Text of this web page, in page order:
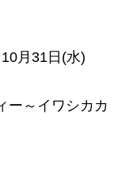
月31日(水)
ー～イワシカカ